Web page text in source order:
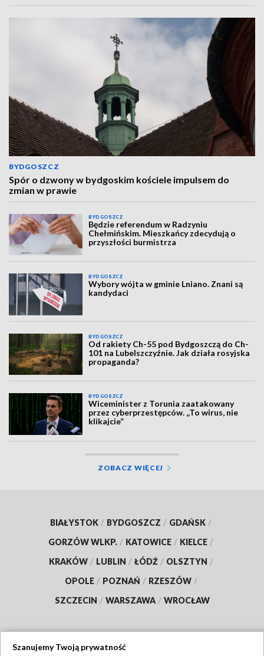
BYDGOSZCZ
Spór o dzwony w bydgoskim kościele impulsem do
zmian w prawie
BYDGOSZCZ
Będzie referendum w Radzyniu
Chełmińskim. Mieszkańcy zdecydują o
przyszłości burmistrza
BYDGOSZCZ
Wybory wójta w gminie Lniano. Znani są
kandydaci
BYDGOSZCZ
Od rakiety Ch-55 pod Bydgoszczą do Ch-
101 na Lubelszczyźnie. Jak działa rosyjska
propaganda?
BYDGOSZCZ
Wiceminister z Torunia zaatakowany
przez cyberprzestępców. „To wirus, nie
klikajcie”
ZOBACZ WIĘCEJ
BIAŁYSTOK / BYDGOSZCZ / GDAŃSK /
GORZÓW WLKP. / KATOWICE / KIELCE /
KRAKÓW / LUBLIN / ŁÓDŹ / OLSZTYN /
OPOLE / POZNAŃ / RZESZÓW /
SZCZECIN / WARSZAWA / WROCŁAW
Szanujemy Twoją prywatność